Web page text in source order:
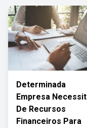
Determinada
Empresa
De Recursos
Financeiros Para